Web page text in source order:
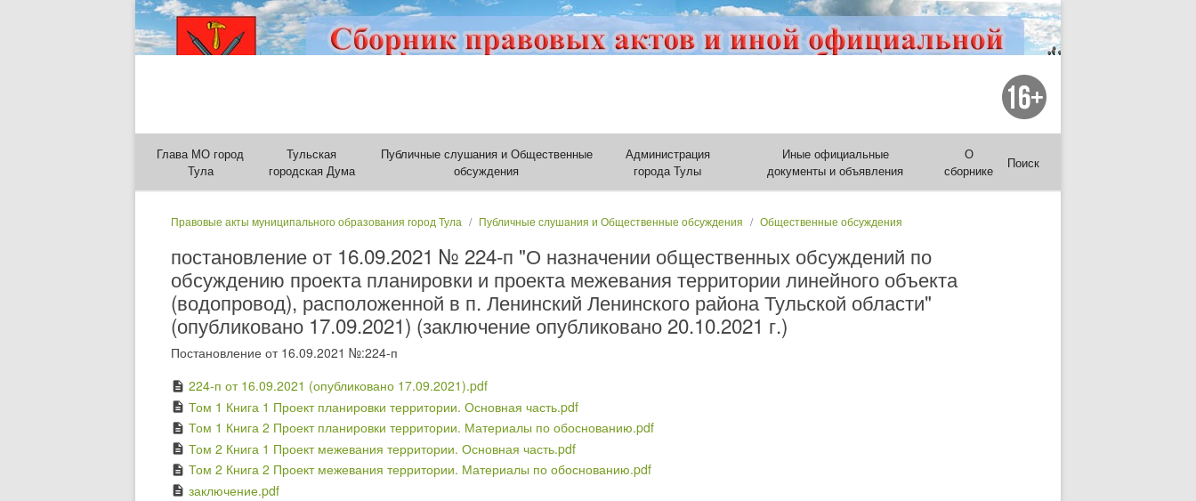
Глава МО город
Тула
Тульская
городская Дума
Публичные слушания и Общественные
обсуждения
Администрация
города Тулы
Иные официальные
документы и объявления
О
сборнике
Поиск
Правовые акты муниципального образования город Тула Публичные слушания и Общественные обсуждения Общественные обсуждения
постановление от 16.09.2021 № 224-п "О назначении общественных обсуждений по
обсуждению проекта планировки и проекта межевания территории линейного объекта
(водопровод), расположенной в п. Ленинский Ленинского района Тульской области"
(опубликовано 17.09.2021) (заключение опубликовано 20.10.2021 г.)
Постановление от 16.09.2021 №:224-п
description 224-п от 16.09.2021 (опубликовано 17.09.2021).pdf
description Том 1 Книга 1 Проект планировки территории. Основная часть.pdf
description Том 1 Книга 2 Проект планировки территории. Материалы по обоснованию.pdf
description Том 2 Книга 1 Проект межевания территории. Основная часть.pdf
description Том 2 Книга 2 Проект межевания территории. Материалы по обоснованию.pdf
description заключение.pdf